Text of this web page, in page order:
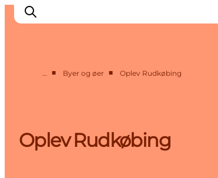
Outdoor
Overnatning
… ■ Byer og øer ■ Oplev Rudkøbing
Oplev Rudkøbing